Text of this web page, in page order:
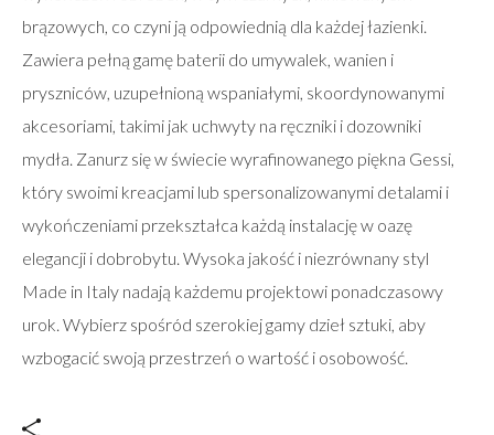
brązowych, co czyni ją odpowiednią dla każdej łazienki.
Zawiera pełną gamę baterii do umywalek, wanien i
pryszniców, uzupełnioną wspaniałymi, skoordynowanymi
akcesoriami, takimi jak uchwyty na ręczniki i dozowniki
mydła. Zanurz się w świecie wyrafinowanego piękna Gessi,
który swoimi kreacjami lub spersonalizowanymi detalami i
wykończeniami przekształca każdą instalację w oazę
elegancji i dobrobytu. Wysoka jakość i niezrównany styl
Made in Italy nadają każdemu projektowi ponadczasowy
urok. Wybierz spośród szerokiej gamy dzieł sztuki, aby
wzbogacić swoją przestrzeń o wartość i osobowość.